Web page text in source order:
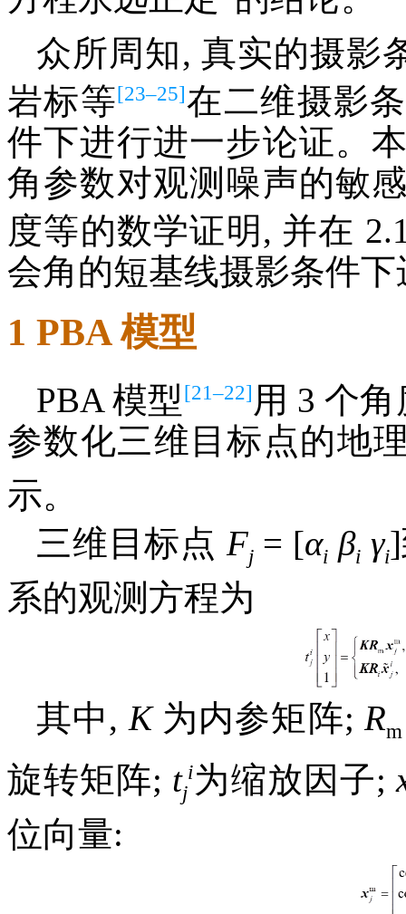
众所周知, 真实的摄影
岩标等[23–25]在二维摄影
件下进行进一步论证。
角参数对观测噪声的敏
度等的数学证明, 并在
会角的短基线摄影条件
1 PBA 模型
PBA 模型 [21–22] 用 3 个
参数化三维目标点的地
示。
三维目标点 Fj= [αi βiγi
系的观测方程为
其中, K为内参矩阵;Rm
旋转矩阵; tj
i为缩放因子;
位向量: